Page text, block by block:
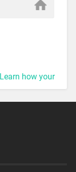
Learn how your